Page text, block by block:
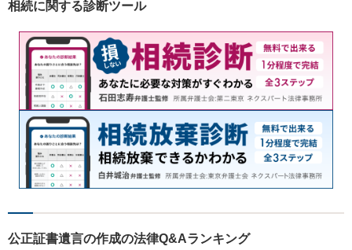
ご相談ください。
相続に関する診断ツール
公正証書遺言の作成の法律Q&Aランキング